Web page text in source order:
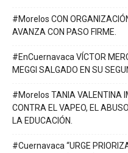
#Morelos CON
AVANZA CON PASO FIRME.
#EnCuernavaca VÍCTOR
MEGGI SALGADO EN SU
#Morelos TANIA VALENTINA
CONTRA EL VAPEO, EL
LA EDUCACIÓN.
#Cuernavaca “URGE